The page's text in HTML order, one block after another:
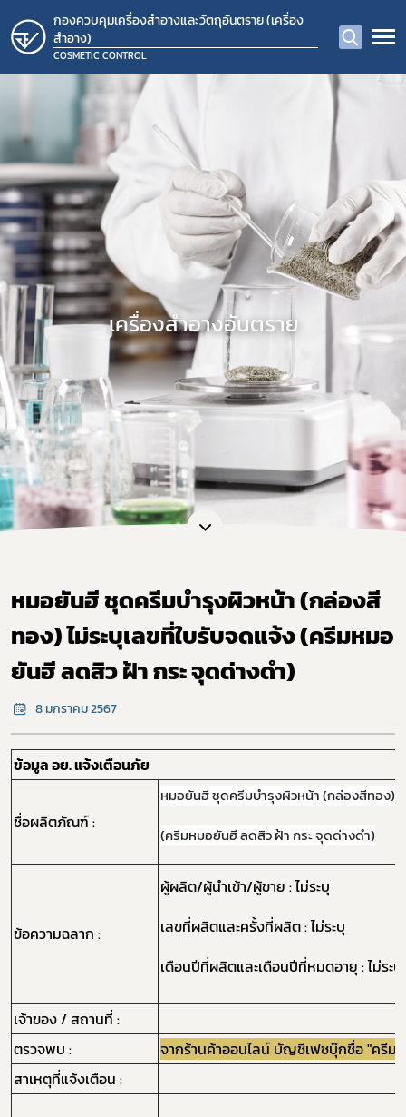
กองควบคุมเครื่องสำอางและวัตถุอันตราย (เครื่อง
สำอาง)
COSMETIC CONTROL
​เครื่องสำอางอันตราย
หมอยันฮี ชุดครีมบำรุงผิวหน้า (กล่องสี
ทอง) ไม่ระบุเลขที่ใบรับจดแจ้ง (ครีมหมอ
ยันฮี ลดสิว ฝ้า กระ จุดด่างดำ)
8 มกราคม 2567
ข้อมูล อย. แจ้งเตือนภัย
ชื่อผลิตภัณฑ์ :
หมอยันฮี ชุดครีมบำรุงผิวหน้า (กล่องสีทอง) ไ
(ครีมหมอยันฮี ลดสิว ฝ้า กระ จุดด่างดำ)
ข้อความฉลาก :
ผู้ผลิต/ผู้นำเข้า/ผู้ขาย : ไม่ระบุ
เลขที่ผลิตและครั้งที่ผลิต : ไม่ระบุ
เดือนปีที่ผลิตและเดือนปีที่หมดอายุ : ไม่ระบุ
เจ้าของ / สถานที่ :
ตรวจพบ :
จากร้านค้าออนไลน์ บัญชีเฟซบุ๊กชื่อ "ครีม
สาเหตุที่แจ้งเตือน :